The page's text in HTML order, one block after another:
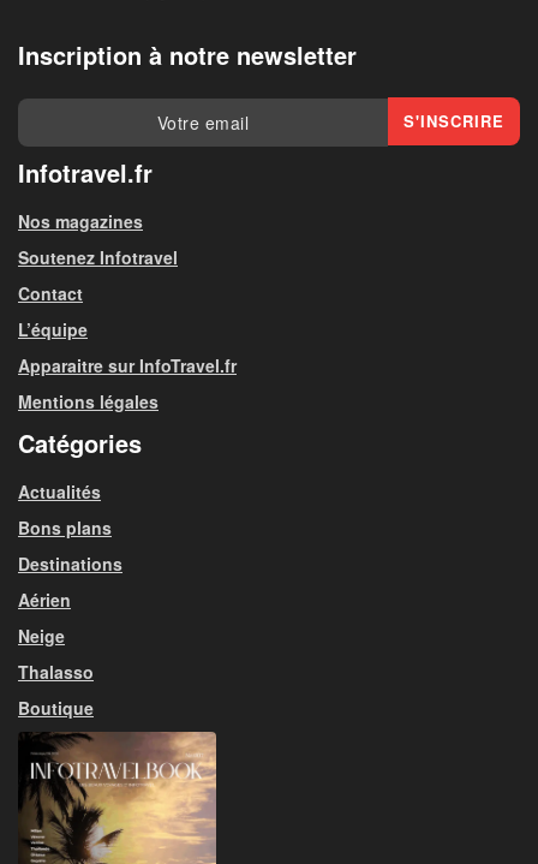
Inscription à notre newsletter
Infotravel.fr
Nos magazines
Soutenez Infotravel
Contact
L’équipe
Apparaitre sur InfoTravel.fr
Mentions légales
Catégories
Actualités
Bons plans
Destinations
Aérien
Neige
Thalasso
Boutique